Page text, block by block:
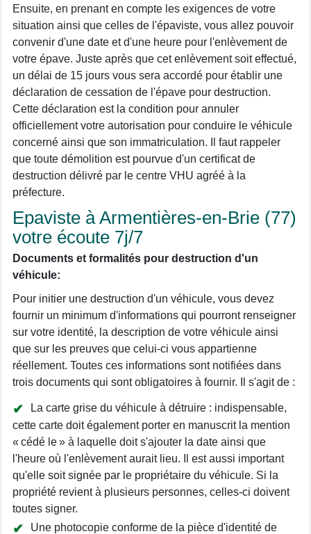
Ensuite, en prenant en compte les exigences de votre
situation ainsi que celles de l'épaviste, vous allez pouvoir
convenir d'une date et d'une heure pour l'enlèvement de
votre épave. Juste après que cet enlèvement soit effectué,
un délai de 15 jours vous sera accordé pour établir une
déclaration de cessation de l'épave pour destruction.
Cette déclaration est la condition pour annuler
officiellement votre autorisation pour conduire le véhicule
concerné ainsi que son immatriculation. Il faut rappeler
que toute démolition est pourvue d'un certificat de
destruction délivré par le centre VHU agréé à la
préfecture.
Epaviste à Armentières-en-Brie (77)
votre écoute 7j/7
Documents et formalités pour destruction d'un
véhicule:
Pour initier une destruction d'un véhicule, vous devez
fournir un minimum d'informations qui pourront renseigner
sur votre identité, la description de votre véhicule ainsi
que sur les preuves que celui-ci vous appartienne
réellement. Toutes ces informations sont notifiées dans
trois documents qui sont obligatoires à fournir. Il s'agit de :
La carte grise du véhicule à détruire : indispensable,
cette carte doit également porter en manuscrit la mention
« cédé le » à laquelle doit s'ajouter la date ainsi que
l'heure où l'enlèvement aurait lieu. Il est aussi important
qu'elle soit signée par le propriétaire du véhicule. Si la
propriété revient à plusieurs personnes, celles-ci doivent
toutes signer.
Une photocopie conforme de la pièce d'identité de